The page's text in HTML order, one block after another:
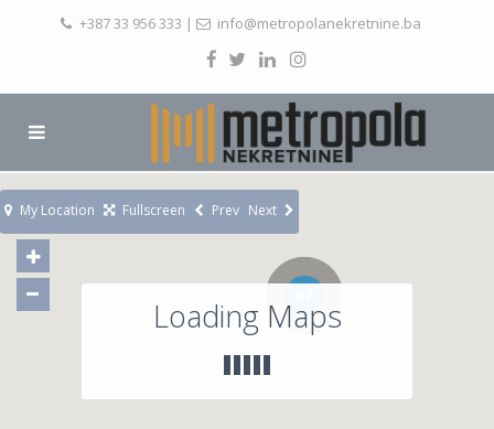
+387 33 956 333 | info@metropolanekretnine.ba
Loading Maps
My Location Fullscreen Prev Next